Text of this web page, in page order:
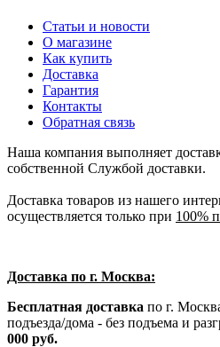
Статьи и новости
О магазине
Как купить
Доставка
Гарантия
Контакты
Обратная связь
Наша компания выполняет
собственной Службой доставки.
Доставка товаров из нашего
осуществляется только при 100%
Доставка по г. Москва:
Бесплатная доставка по г.
подъезда/дома - без подъема и
000 руб.